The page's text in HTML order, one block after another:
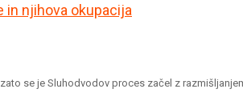
in njihova okupacija
se je Sluhodvodov proces začel z